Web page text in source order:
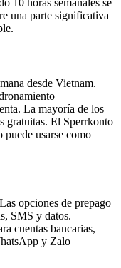
10 horas semanales se
una parte significativa
desde Vietnam.
La mayoría de los
gratuitas. El Sperrkonto
usarse como
opciones de prepago
SMS y datos.
cuentas bancarias,
y Zalo